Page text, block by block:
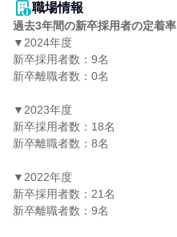
職場情報
過去3年間の新卒採用者の定着率
▼2024年度
新卒採用者数：9名
新卒離職者数：0名
▼2023年度
新卒採用者数：18名
新卒離職者数：8名
▼2022年度
新卒採用者数：21名
新卒離職者数：9名